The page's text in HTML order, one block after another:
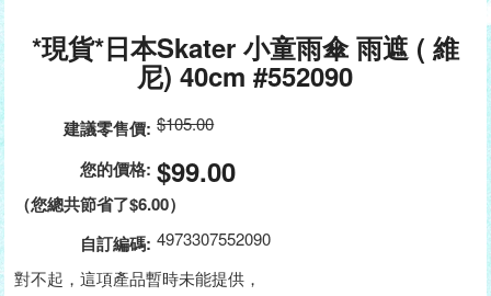
*現貨*日本Skater 小童雨傘 雨遮 ( 維
尼) 40cm #552090
建議零售價: $105.00
您的價格: $99.00
（您總共節省了$6.00）
自訂編碼: 4973307552090
對不起，這項產品暫時未能提供，